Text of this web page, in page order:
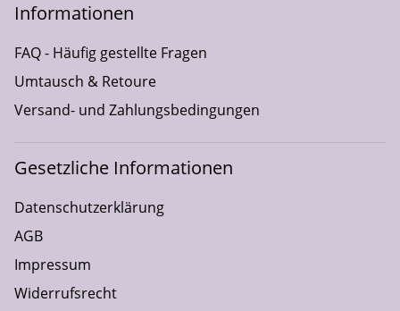
Informationen
FAQ - Häufig gestellte Fragen
Umtausch & Retoure
Versand- und Zahlungsbedingungen
Gesetzliche Informationen
Datenschutzerklärung
AGB
Impressum
Widerrufsrecht